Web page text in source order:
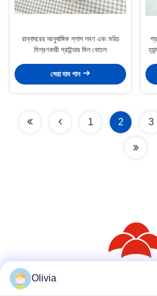
রান্নাঘরের আনুষাঙ্গিক গ্লাস লবণ এবং মরিচ
মিশ্রণকারী গ্রাইন্ডার মিল বোতল
সেরা দাম পান
1 2 3
Olivia